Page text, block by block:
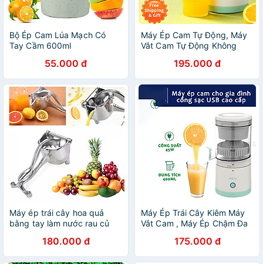
Bộ Ép Cam Lúa Mạch Có
Tay Cầm 600ml
55.000 đ
Máy Ép Cam Tự Động, Máy
Vắt Cam Tự Động Không
Vắt Chanh Đa Năng Sạc
USB
195.000 đ
Máy ép trái cây hoa quả
bằng tay làm nước rau củ
mini nhỏ gọn tiện dụng
180.000 đ
Máy Ép Trái Cây Kiêm Máy
Vắt Cam , Máy Ép Chậm Đa
175.000 đ